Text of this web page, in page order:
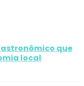
que
local